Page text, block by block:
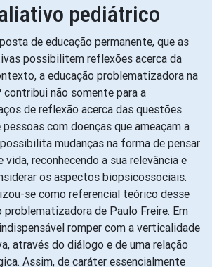
pediátrico
de educação permanente, que as
possibilitem reflexões acerca da
a educação problematizadora na
contribui não somente para a
de reflexão acerca das questões
com doenças que ameaçam a
mudanças na forma de pensar
reconhecendo a sua relevância e
os aspectos biopsicossociais.
se como referencial teórico desse
problematizadora de Paulo Freire. Em
romper com a verticalidade
através do diálogo e de uma relação
Assim, de caráter essencialmente